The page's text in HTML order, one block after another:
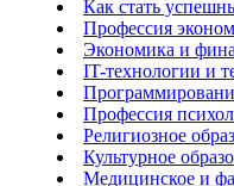
Как стать
Профессия
Экономика и
IT-технологии и
Профессия
Религиозное
Культурное
Медицинское и